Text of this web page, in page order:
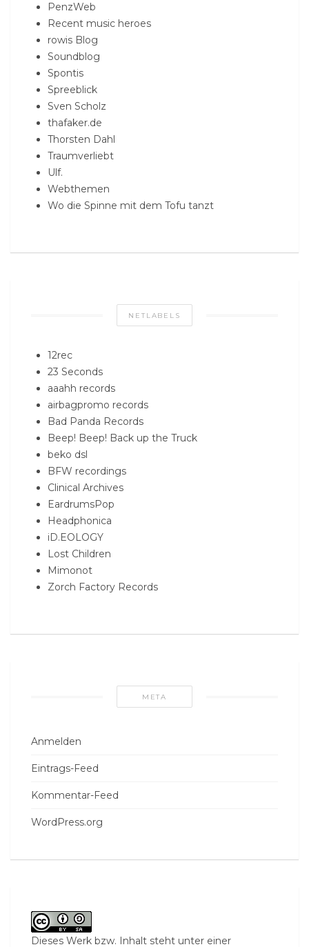
PenzWeb
Recent music heroes
rowis Blog
Soundblog
Spontis
Spreeblick
Sven Scholz
thafaker.de
Thorsten Dahl
Traumverliebt
Ulf.
Webthemen
Wo die Spinne mit dem Tofu tanzt
NETLABELS
12rec
23 Seconds
aaahh records
airbagpromo records
Bad Panda Records
Beep! Beep! Back up the Truck
beko dsl
BFW recordings
Clinical Archives
EardrumsPop
Headphonica
iD.EOLOGY
Lost Children
Mimonot
Zorch Factory Records
META
Anmelden
Eintrags-Feed
Kommentar-Feed
WordPress.org
Dieses Werk bzw. Inhalt steht unter einer